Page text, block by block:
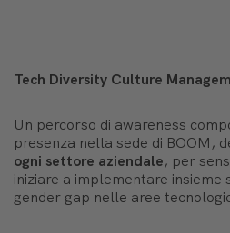
Tech Diversity Culture
Un percorso di awareness
presenza nella sede di BOOM,
ogni settore aziendale, per
iniziare a implementare
gender gap nelle aree